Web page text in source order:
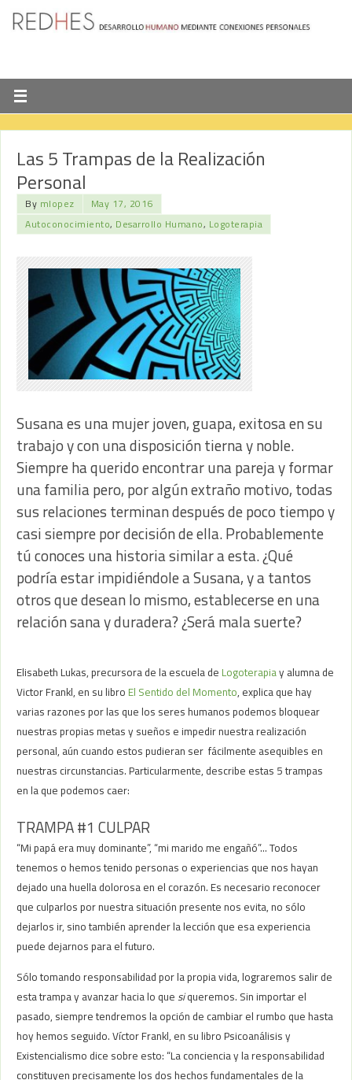
Las 5 Trampas de la Realización
Personal
By mlopez
May 17, 2016
Autoconocimiento, Desarrollo Humano, Logoterapia
Susana es una mujer joven, guapa, exitosa en su
trabajo y con una disposición tierna y noble.
Siempre ha querido encontrar una pareja y formar
una familia pero, por algún extraño motivo, todas
sus relaciones terminan después de poco tiempo y
casi siempre por decisión de ella. Probablemente
tú conoces una historia similar a esta. ¿Qué
podría estar impidiéndole a Susana, y a tantos
otros que desean lo mismo, establecerse en una
relación sana y duradera? ¿Será mala suerte?
Elisabeth Lukas, precursora de la escuela de Logoterapiay alumna de
Victor Frankl, en su libro El Sentido del Momento, explica que hay
varias razones por las que los seres humanos podemos bloquear
nuestras propias metas y sueños e impedir nuestra realización
personal, aún cuando estos pudieran ser fácilmente asequibles en
nuestras circunstancias. Particularmente, describe estas 5 trampas
en la que podemos caer:
TRAMPA #1 CULPAR
“Mi papá era muy dominante”, “mi marido me engañó”… Todos
tenemos o hemos tenido personas o experiencias que nos hayan
dejado una huella dolorosa en el corazón. Es necesario reconocer
que culparlos por nuestra situación presente nos evita, no sólo
dejarlos ir, sino también aprender la lección que esa experiencia
puede dejarnos para el futuro.
Sólo tomando responsabilidad por la propia vida, lograremos salir de
esta trampa y avanzar hacia lo quesiqueremos. Sin importar el
pasado, siempre tendremos la opción de cambiar el rumbo que hasta
hoy hemos seguido. Víctor Frankl, en su libro Psicoanálisis y
Existencialismo dice sobre esto: “La conciencia y la responsabilidad
constituyen precisamente los dos hechos fundamentales de la